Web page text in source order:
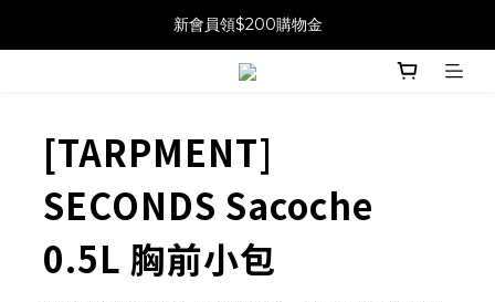
新會員領$200購物金
[TARPMENT]
SECONDS Sacoche
0.5L 胸前小包